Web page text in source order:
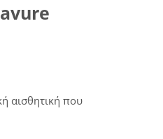
αισθητική που